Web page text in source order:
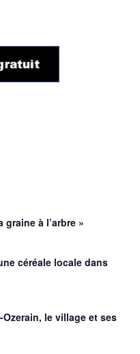
graine à l’arbre »
céréale locale dans
le village et ses